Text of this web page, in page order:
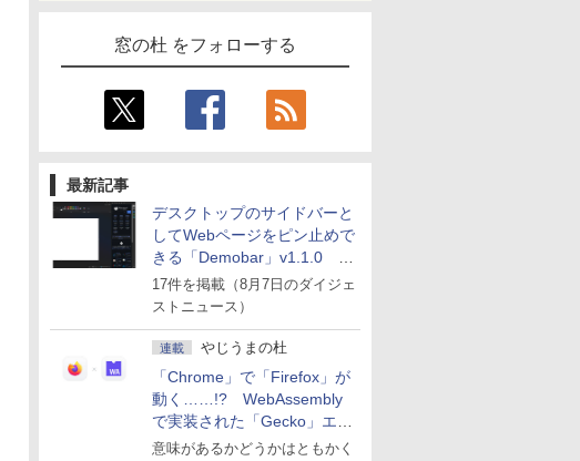
窓の杜 をフォローする
最新記事
デスクトップのサイドバーと
してWebページをピン止めで
きる「Demobar」v1.1.0 ほ
か
17件を掲載（8月7日のダイジェ
ストニュース）
連載 やじうまの杜
「Chrome」で「Firefox」が
動く……!? WebAssembly
で実装された「Gecko」エン
ジン
意味があるかどうかはともかく